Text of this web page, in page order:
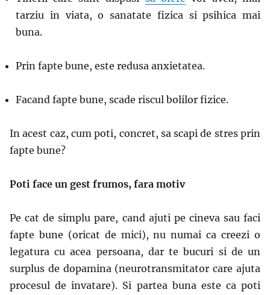
tarziu in viata, o sanatate fizica si psihica mai
buna.
Prin fapte bune, este redusa anxietatea.
Facand fapte bune, scade riscul bolilor fizice.
In acest caz, cum poti, concret, sa scapi de stres prin
fapte bune?
Poti face un gest frumos, fara motiv
Pe cat de simplu pare, cand ajuti pe cineva sau faci
fapte bune (oricat de mici), nu numai ca creezi o
legatura cu acea persoana, dar te bucuri si de un
surplus de dopamina (neurotransmitator care ajuta
procesul de invatare). Si partea buna este ca poti